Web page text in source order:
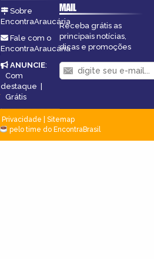
Sobre
EncontraAraucária
Fale com o
EncontraAraucária
ANUNCIE:
Com
destaque |
Grátis
MAIL
Receba grátis as
principais notícias,
dicas e promoções
Privacidade
Sitemap
pelo time do EncontraBrasil